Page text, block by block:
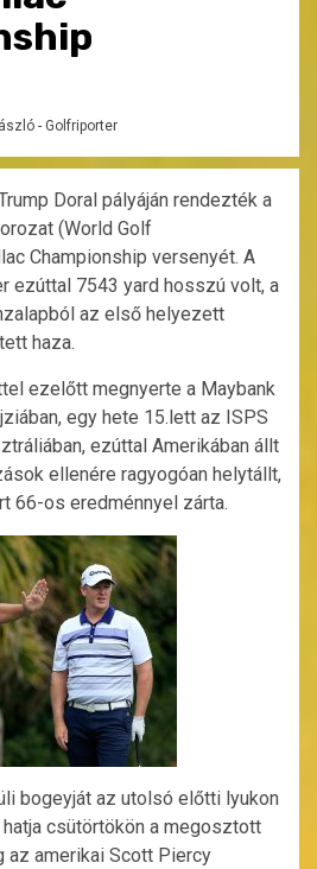
- Golfriporter
Doral pályáján rendezték a
(World Golf
Championship versenyét. A
ezúttal 7543 yard hosszú volt, a
az első helyezett
haza.
ezelőtt megnyerte a Maybank
egy hete 15.lett az ISPS
ezúttal Amerikában állt
ellenére ragyogóan helytállt,
66-os eredménnyel zárta.
bogeyját az utolsó előtti lyukon
csütörtökön a megosztott
amerikai Scott Piercy